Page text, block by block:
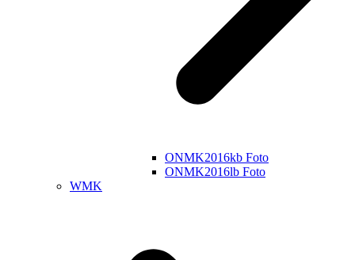
ONMK2016kb Foto
ONMK2016lb Foto
WMK